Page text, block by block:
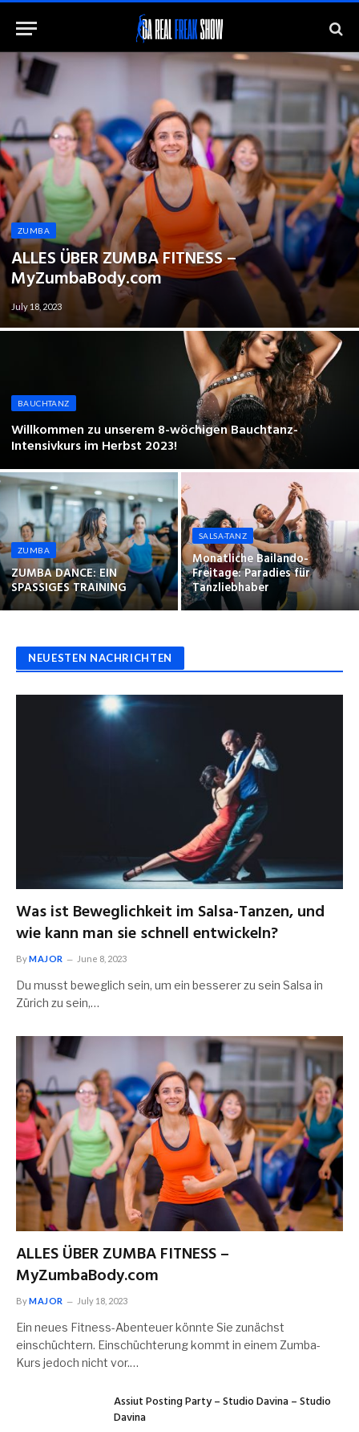
ZUMBA
ALLES ÜBER ZUMBA FITNESS –
MyZumbaBody.com
July 18, 2023
BAUCHTANZ
Willkommen zu unserem 8-wöchigen Bauchtanz-
Intensivkurs im Herbst 2023!
ZUMBA
ZUMBA DANCE: EIN
SPASSIGES TRAINING
SALSA-TANZ
Monatliche Bailando-
Freitage: Paradies für
Tanzliebhaber
NEUESTEN NACHRICHTEN
Was ist Beweglichkeit im Salsa-Tanzen, und
wie kann man sie schnell entwickeln?
ByMAJOR June 8, 2023
Du musst beweglich sein, um ein besserer zu sein Salsa in
Zürich zu sein,…
ALLES ÜBER ZUMBA FITNESS –
MyZumbaBody.com
ByMAJOR July 18, 2023
Ein neues Fitness-Abenteuer könnte Sie zunächst
einschüchtern. Einschüchterung kommt in einem Zumba-
Kurs jedoch nicht vor.…
Assiut Posting Party – Studio Davina – Studio
Davina